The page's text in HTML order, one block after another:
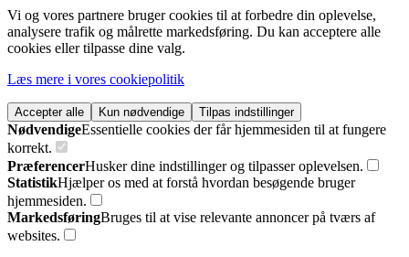
Vi og vores partnere bruger cookies til at forbedre din oplevelse,
analysere trafik og målrette markedsføring. Du kan acceptere alle
cookies eller tilpasse dine valg.
Læs mere i vores cookiepolitik
Accepter alle Kun nødvendige Tilpas indstillinger
NødvendigeEssentielle cookies der får hjemmesiden til at fungere
korrekt.
PræferencerHusker dine indstillinger og tilpasser oplevelsen.
StatistikHjælper os med at forstå hvordan besøgende bruger
hjemmesiden.
MarkedsføringBruges til at vise relevante annoncer på tværs af
websites.